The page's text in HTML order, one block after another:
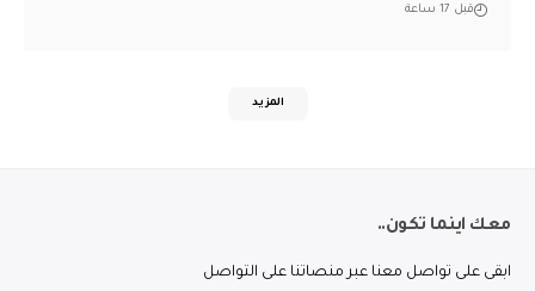
قبل 17 ساعة
المزيد
معك اينما تكون..
ابقى على تواصل معنا عبر منصاتنا على التواصل